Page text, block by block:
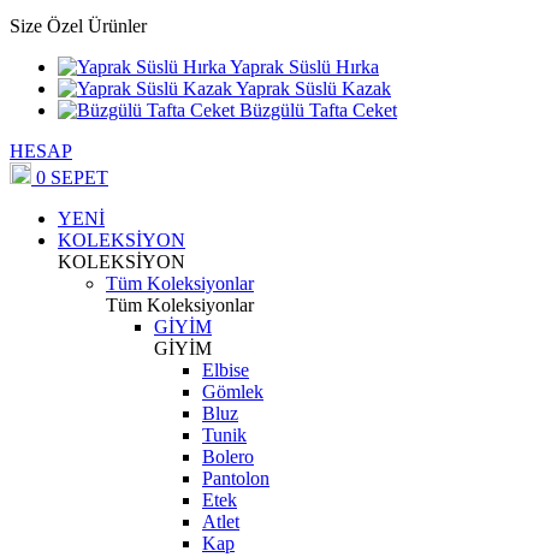
Size Özel Ürünler
Yaprak Süslü Hırka
Yaprak Süslü Kazak
Büzgülü Tafta Ceket
HESAP
0 SEPET
YENİ
KOLEKSİYON
KOLEKSİYON
Tüm Koleksiyonlar
Tüm Koleksiyonlar
GİYİM
GİYİM
Elbise
Gömlek
Bluz
Tunik
Bolero
Pantolon
Etek
Atlet
Kap